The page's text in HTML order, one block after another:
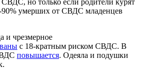
90% умерших от СВДС младенцев
и чрезмерное
с 18-кратным риском СВДС. В
повышается. Одеяла и подушки